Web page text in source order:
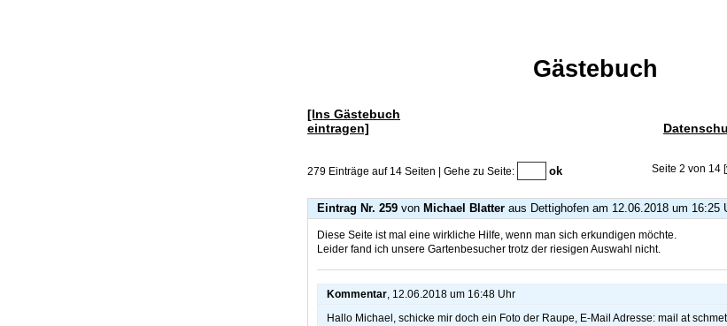
Gästebuch
[Ins Gästebuch
eintragen]
279 Einträge auf 14 Seiten | Gehe zu Seite: Seite 2 von 14 [
Eintrag Nr. 259 von Michael Blatter aus Dettighofen am 12.06.2018 um 16:25
Diese Seite ist mal eine wirkliche Hilfe, wenn man sich erkundigen möchte.
Leider fand ich unsere Gartenbesucher trotz der riesigen Auswahl nicht.
Kommentar, 12.06.2018 um 16:48 Uhr
Hallo Michael, schicke mir doch ein Foto der Raupe, E-Mail Adresse: mail at